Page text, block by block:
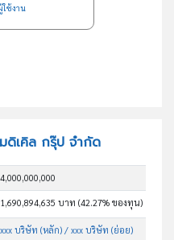
ช้งาน
ดิเคิล กรุ๊ป จำกัด
4,000,000,000
1,690,894,635 บาท (42.27% ของทุน)
xxx บริษัท (หลัก)/ xxx บริษัท (ย่อย)